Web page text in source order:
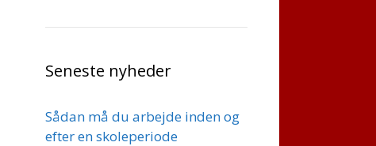
Seneste nyheder
Sådan må du arbejde inden og
efter en skoleperiode